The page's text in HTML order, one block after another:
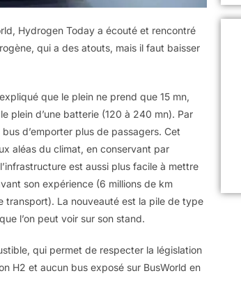
Hydrogen Today a écouté et rencontré
qui a des atouts, mais il faut baisser
que le plein ne prend que 15 mn,
plein d’une batterie (120 à 240 mn). Par
d’emporter plus de passagers. Cet
aléas du climat, en conservant par
est aussi plus facile à mettre
son expérience (6 millions de km
transport). La nouveauté est la pile de type
l’on peut voir sur son stand.
qui permet de respecter la législation
H2 et aucun bus exposé sur BusWorld en